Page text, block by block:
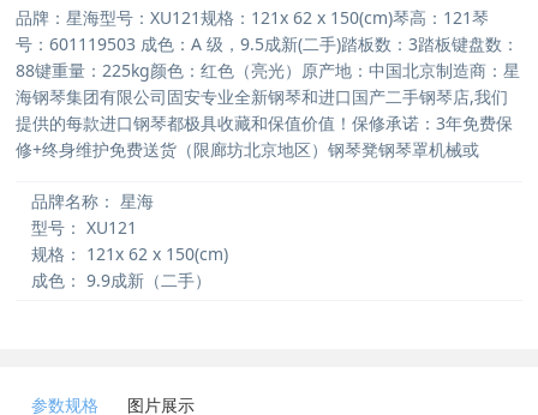
品牌：星海型号：XU121规格：121x 62 x 150(cm)琴高：121琴
号：601119503 成色：A 级，9.5成新(二手)踏板数：3踏板键盘数：
88键重量：225kg颜色：红色（亮光）原产地：中国北京制造商：星
海钢琴集团有限公司固安专业全新钢琴和进口国产二手钢琴店,我们
提供的每款进口钢琴都极具收藏和保值价值！保修承诺：3年免费保
修+终身维护免费送货（限廊坊北京地区）钢琴凳钢琴罩机械或
品牌名称： 星海
型号： XU121
规格： 121x 62 x 150(cm)
成色： 9.9成新（二手）
参数规格 图片展示